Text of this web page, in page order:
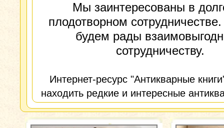
Мы заинтересованы в
плодотворном
будем рады
сотрудничеству.
Интернет-ресурс "Антикварные
находить редкие и интересные